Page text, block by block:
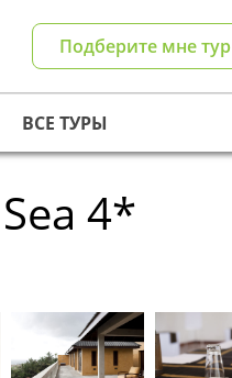
Подберите мне тур
ВСЕ ТУРЫ
4*